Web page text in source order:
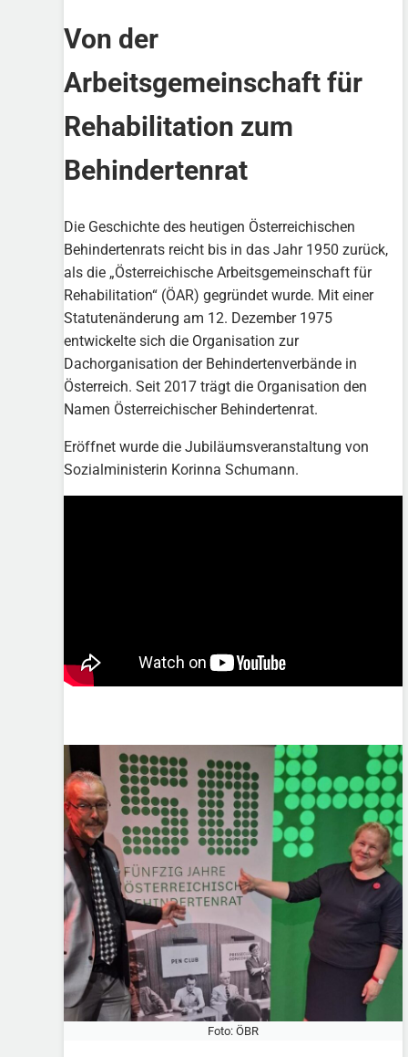
Von der
Arbeitsgemeinschaft für
Rehabilitation zum
Behindertenrat
Die Geschichte des heutigen Österreichischen
Behindertenrats reicht bis in das Jahr 1950 zurück,
als die „Österreichische Arbeitsgemeinschaft für
Rehabilitation“ (ÖAR) gegründet wurde. Mit einer
Statutenänderung am 12. Dezember 1975
entwickelte sich die Organisation zur
Dachorganisation der Behindertenverbände in
Österreich. Seit 2017 trägt die Organisation den
Namen Österreichischer Behindertenrat.
Eröffnet wurde die Jubiläumsveranstaltung von
Sozialministerin Korinna Schumann.
Foto: ÖBR